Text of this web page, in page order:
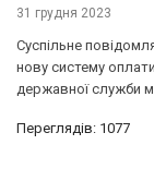
31 грудня 2023
Суспільне
нову систему
державної служби
Переглядів: 1077